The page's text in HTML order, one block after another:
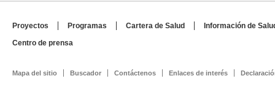
Proyectos Programas Cartera de Salud
Información de
Centro de prensa
Mapa del sitio Buscador Contáctenos Enlaces de interés